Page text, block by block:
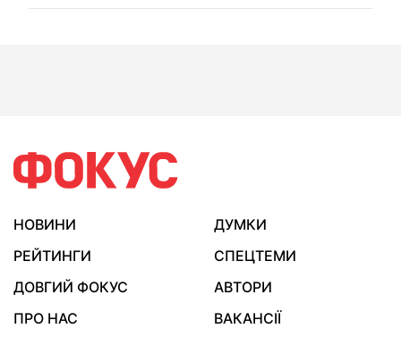
НОВИНИ
ДУМКИ
РЕЙТИНГИ
СПЕЦТЕМИ
ДОВГИЙ ФОКУС
АВТОРИ
ПРО НАС
ВАКАНСІЇ